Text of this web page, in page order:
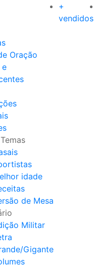
Oração
e
idade
de Mesa
Militar
Gigante
+
vendidos